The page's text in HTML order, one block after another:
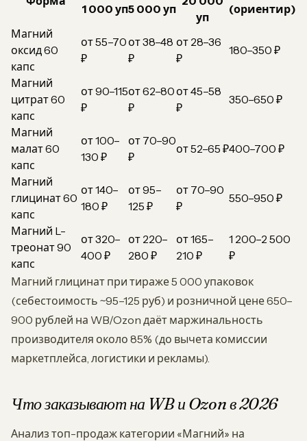
1 000 уп5 000 уп
уп
(ориентир)
Магний
оксид 60
капс
от 55–70
₽
от 38–48
₽
от 28–36
₽
180–350 ₽
Магний
цитрат 60
капс
от 90–115
₽
от 62–80
₽
от 45–58
₽
350–650 ₽
Магний
малат 60
капс
от 100–
130 ₽
от 70–90
₽
от 52–65 ₽400–700 ₽
Магний
глицинат 60
капс
от 140–
180 ₽
от 95–
125 ₽
от 70–90
₽
550–950 ₽
Магний L-
треонат 90
капс
от 320–
400 ₽
от 220–
280 ₽
от 165–
210 ₽
1 200–2 500
₽
Магний глицинат при тираже 5 000 упаковок
(себестоимость ~95–125 руб) и розничной цене 650–
900 рублей на WB/Ozon даёт маржинальность
производителя около 85% (до вычета комиссии
маркетплейса, логистики и рекламы).
Что заказывают на WB и Ozon в 2026
Анализ топ-продаж категории «Магний» на